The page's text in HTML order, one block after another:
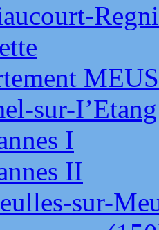
sur-
I
II
sur-